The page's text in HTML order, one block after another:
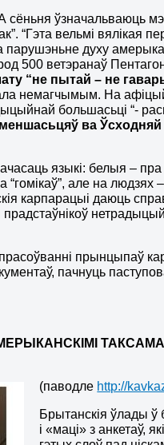
ўзначальваюць
“Гэта вельмі
духу
500 ветэранаў
“не пытай – не
немагчымым. На
большасьці “-
ва Ўсходняй
языкі: белыя – пра
але на людзях
карпарацыі даюць
прынцыпаў
пачнуць
(паводле http://
Брытанскія ўлады
і «маці» з анкетаў,